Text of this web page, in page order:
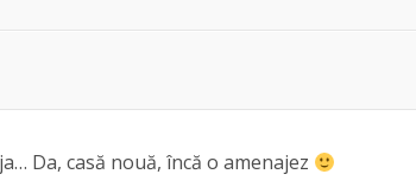
Da, casă nouă, încă o amenajez